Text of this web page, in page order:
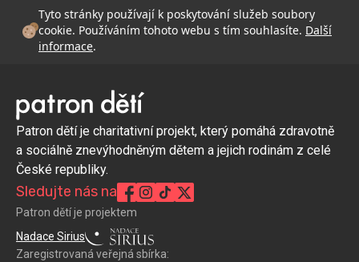
Tyto stránky používají k poskytování služeb soubory
cookie. Používáním tohoto webu s tím souhlasíte. Další
informace.
Patron dětí je charitativní projekt, který pomáhá zdravotně
a sociálně znevýhodněným dětem a jejich rodinám z celé
České republiky.
Sledujte nás na
Patron dětí je projektem
Nadace Sirius
Zaregistrovaná veřejná sbírka: